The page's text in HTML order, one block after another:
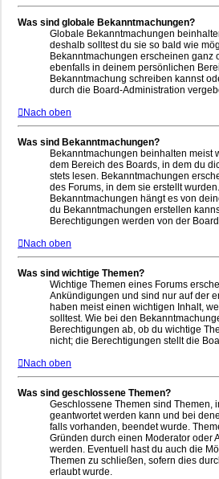
Was sind globale Bekanntmachungen?
Globale Bekanntmachungen
deshalb solltest du sie so bald wie
Bekanntmachungen erscheinen ganz
ebenfalls in deinem persönlichen
Bekanntmachung schreiben kannst
durch die Board-Administration
Nach oben
Was sind Bekanntmachungen?
Bekanntmachungen beinhalten meist
dem Bereich des Boards, in dem du
stets lesen. Bekanntmachungen
des Forums, in dem sie erstellt
Bekanntmachungen hängt es von
du Bekanntmachungen erstellen
Berechtigungen werden von der
Nach oben
Was sind wichtige Themen?
Wichtige Themen eines Forums
Ankündigungen und sind nur auf der
haben meist einen wichtigen Inhalt,
solltest. Wie bei den
Berechtigungen ab, ob du wichtige
nicht; die Berechtigungen stellt die
Nach oben
Was sind geschlossene Themen?
Geschlossene Themen sind Themen,
geantwortet werden kann und bei
falls vorhanden, beendet wurde.
Gründen durch einen Moderator oder
werden. Eventuell hast du auch die
Themen zu schließen, sofern dies
erlaubt wurde.